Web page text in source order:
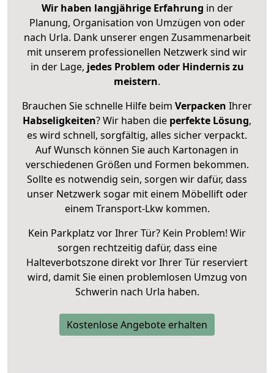
Wir haben langjährige Erfahrung in der
Planung, Organisation von Umzügen von oder
nach Urla. Dank unserer engen Zusammenarbeit
mit unserem professionellen Netzwerk sind wir
in der Lage, jedes Problem oder Hindernis zu
meistern.
Brauchen Sie schnelle Hilfe beim Verpacken Ihrer
Habseligkeiten? Wir haben die perfekte Lösung,
es wird schnell, sorgfältig, alles sicher verpackt.
Auf Wunsch können Sie auch Kartonagen in
verschiedenen Größen und Formen bekommen.
Sollte es notwendig sein, sorgen wir dafür, dass
unser Netzwerk sogar mit einem Möbellift oder
einem Transport-Lkw kommen.
Kein Parkplatz vor Ihrer Tür? Kein Problem! Wir
sorgen rechtzeitig dafür, dass eine
Halteverbotszone direkt vor Ihrer Tür reserviert
wird, damit Sie einen problemlosen Umzug von
Schwerin nach Urla haben.
Kostenlose Angebote erhalten